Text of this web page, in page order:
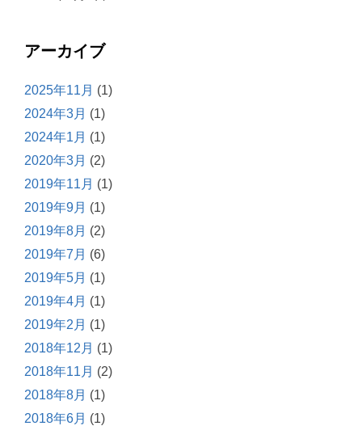
アーカイブ
2025年11月 (1)
2024年3月 (1)
2024年1月 (1)
2020年3月 (2)
2019年11月 (1)
2019年9月 (1)
2019年8月 (2)
2019年7月 (6)
2019年5月 (1)
2019年4月 (1)
2019年2月 (1)
2018年12月 (1)
2018年11月 (2)
2018年8月 (1)
2018年6月 (1)